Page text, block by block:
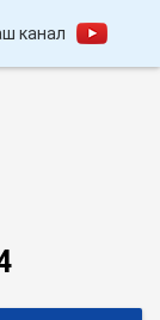
канал